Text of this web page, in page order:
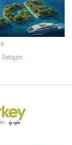
İletişim